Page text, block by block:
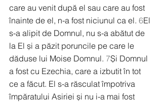
care au venit după el sau care au fost
înainte de el, n-a fost niciunul ca el. 6El
s-a alipit de Domnul, nu s-a abătut de
la El și a păzit poruncile pe care le
dăduse lui Moise Domnul. 7Și Domnul
a fost cu Ezechia, care a izbutit în tot
ce a făcut. El s-a răsculat împotriva
împăratului Asiriei și nu i-a mai fost